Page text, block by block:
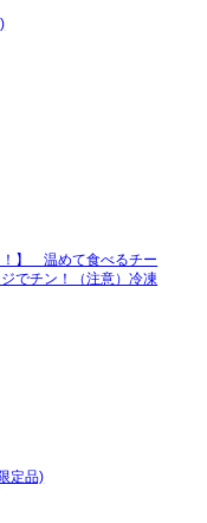
！】 温めて食べるチー
でチン！（注意）冷凍
定品)